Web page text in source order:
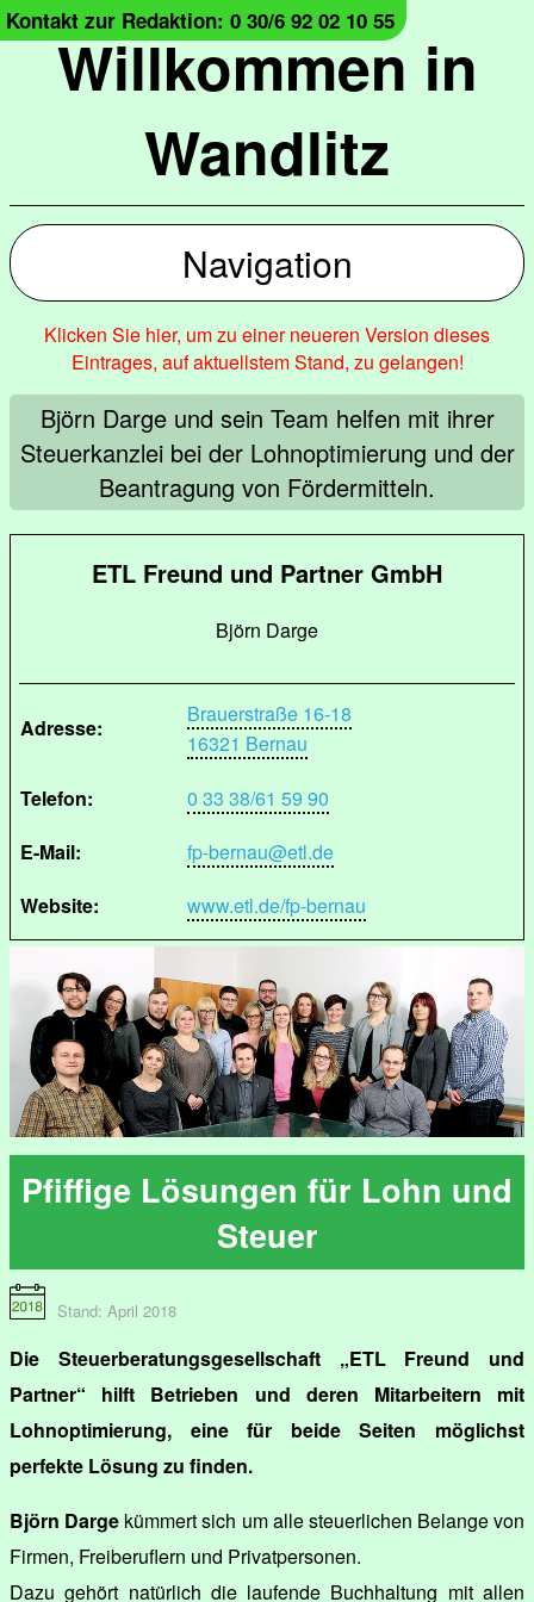
Willkommen in
Wandlitz
Kontakt zur Redaktion: 0 30/6 92 02 10 55
Navigation
Klicken Sie hier, um zu einer neueren Version dieses
Eintrages, auf aktuellstem Stand, zu gelangen!
Björn Darge und sein Team helfen mit ihrer
Steuerkanzlei bei der Lohnoptimierung und der
Beantragung von Fördermitteln.
ETL Freund und Partner GmbH
Björn Darge
Adresse:
Brauerstraße 16-18
16321 Bernau
Telefon:
0 33 38/61 59 90
E-Mail:
fp-bernau@etl.de
Website:
www.etl.de/fp-bernau
Pfiffige Lösungen für Lohn und
Steuer
Stand: April 2018
Die Steuerberatungsgesellschaft „ETL Freund und
Partner“ hilft Betrieben und deren Mitarbeitern mit
Lohnoptimierung, eine für beide Seiten möglichst
perfekte Lösung zu finden.
Björn Darge kümmert sich um alle steuerlichen Belange von
Firmen, Freiberuflern und Privatpersonen.
Dazu gehört natürlich die laufende Buchhaltung mit allen